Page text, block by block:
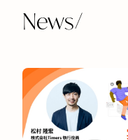
News